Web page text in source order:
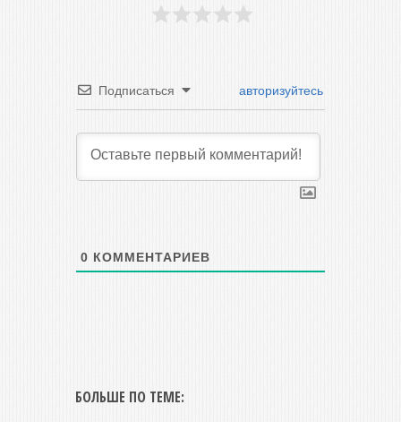
Подписаться авторизуйтесь
0 КОММЕНТАРИЕВ
БОЛЬШЕ ПО ТЕМЕ: